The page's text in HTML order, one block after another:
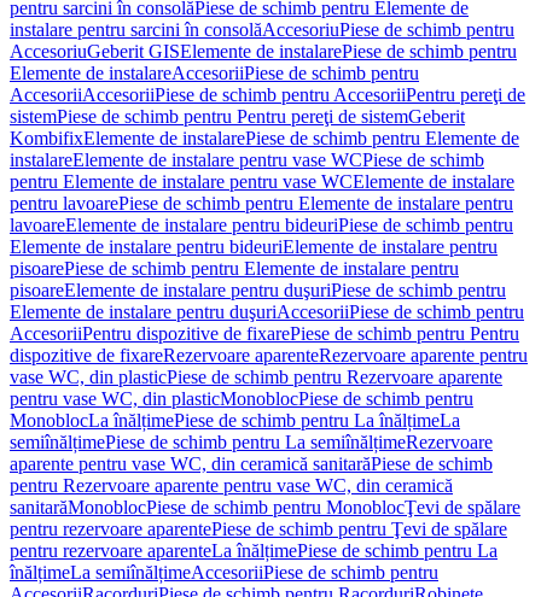
pentru sarcini în consolăPiese de schimb pentru Elemente de
instalare pentru sarcini în consolăAccesoriuPiese de schimb pentru
AccesoriuGeberit GISElemente de instalarePiese de schimb pentru
Elemente de instalareAccesoriiPiese de schimb pentru
AccesoriiAccesoriiPiese de schimb pentru AccesoriiPentru pereţi de
sistemPiese de schimb pentru Pentru pereţi de sistemGeberit
KombifixElemente de instalarePiese de schimb pentru Elemente de
instalareElemente de instalare pentru vase WCPiese de schimb
pentru Elemente de instalare pentru vase WCElemente de instalare
pentru lavoarePiese de schimb pentru Elemente de instalare pentru
lavoareElemente de instalare pentru bideuriPiese de schimb pentru
Elemente de instalare pentru bideuriElemente de instalare pentru
pisoarePiese de schimb pentru Elemente de instalare pentru
pisoareElemente de instalare pentru duşuriPiese de schimb pentru
Elemente de instalare pentru duşuriAccesoriiPiese de schimb pentru
AccesoriiPentru dispozitive de fixarePiese de schimb pentru Pentru
dispozitive de fixareRezervoare aparenteRezervoare aparente pentru
vase WC, din plasticPiese de schimb pentru Rezervoare aparente
pentru vase WC, din plasticMonoblocPiese de schimb pentru
MonoblocLa înălțimePiese de schimb pentru La înălțimeLa
semiînălțimePiese de schimb pentru La semiînălțimeRezervoare
aparente pentru vase WC, din ceramică sanitarăPiese de schimb
pentru Rezervoare aparente pentru vase WC, din ceramică
sanitarăMonoblocPiese de schimb pentru MonoblocŢevi de spălare
pentru rezervoare aparentePiese de schimb pentru Ţevi de spălare
pentru rezervoare aparenteLa înălțimePiese de schimb pentru La
înălțimeLa semiînălțimeAccesoriiPiese de schimb pentru